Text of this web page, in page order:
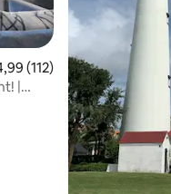
beoordeling van
(112)
|